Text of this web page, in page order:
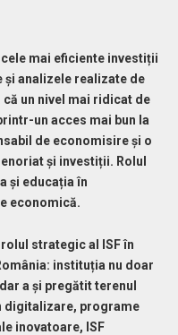
mai eficiente investiții
și analizele realizate de
un nivel mai ridicat de
un acces mai bun la
de economisire și o
și investiții. Rolul
și educația în
economică.
strategic al ISF în
instituția nu doar
a și pregătit terenul
digitalizare, programe
inovatoare, ISF